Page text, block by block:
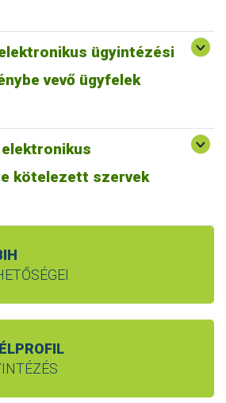
ügyintézési
vevő ügyfelek
kötelezett szervek